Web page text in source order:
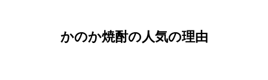
かのか焼酎の人気の理由